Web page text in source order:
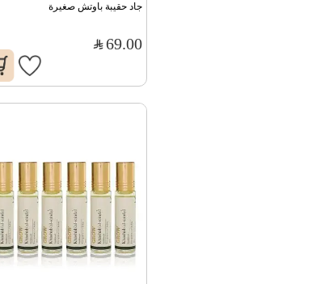
جاد حقيبة باوتش صغيرة
69.00